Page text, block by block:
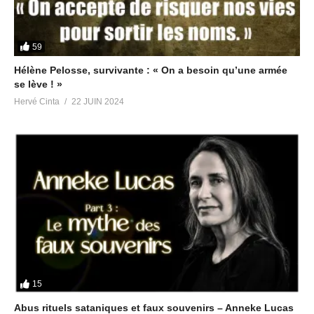
Partager :
J’aime ça :
Articles similaires
Témoignages stupéfiants
des enfants victimes de
pédocriminalité dans l’affaire
2 septembre 2018
Dans "Pédocriminalité &
Satanisme"
Est-ce que les Clinton sont
impliqués dans le trafic
d’enfants ? A vous de juger !
Satanisme"
59
Hélène Pelosse, survivante : « On a besoin qu’une armée
se lève ! »
Hervé Cinta 22 JUIN 2024
15
Abus rituels sataniques et faux souvenirs – Anneke Lucas